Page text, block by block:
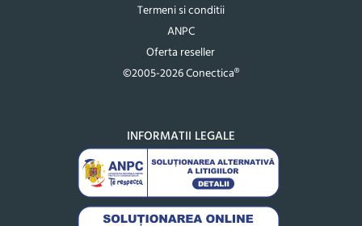
Termeni si conditii
ANPC
Oferta reseller
©2005-2026 Conectica®
INFORMATII LEGALE